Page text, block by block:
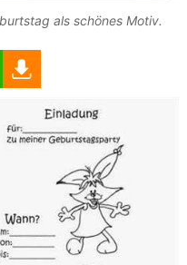
als schönes Motiv.